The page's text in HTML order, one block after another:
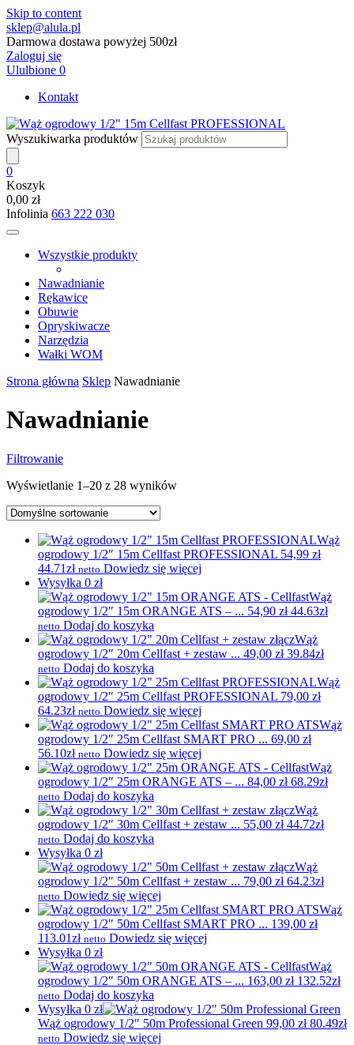
Skip to content
sklep@alula.pl
Darmowa dostawa powyżej 500zł
Zaloguj się
Ululbione 0
Kontakt
Wyszukiwarka produktów
0
Koszyk
0,00 zł
Infolinia 663 222 030
Wszystkie produkty
Nawadnianie
Rękawice
Obuwie
Opryskiwacze
Narzędzia
Wałki WOM
Strona główna Sklep Nawadnianie
Nawadnianie
Filtrowanie
Wyświetlanie 1–20 z 28 wyników
Wąż
ogrodowy 1/2″ 15m Cellfast PROFESSIONAL 54,99 zł
44.71zł netto Dowiedz się więcej
Wysyłka 0 zł
Wąż
ogrodowy 1/2″ 15m ORANGE ATS – ... 54,90 zł 44.63zł
netto Dodaj do koszyka
Wąż
ogrodowy 1/2″ 20m Cellfast + zestaw ... 49,00 zł 39.84zł
netto Dodaj do koszyka
Wąż
ogrodowy 1/2″ 25m Cellfast PROFESSIONAL 79,00 zł
64.23zł netto Dowiedz się więcej
Wąż
ogrodowy 1/2″ 25m Cellfast SMART PRO ... 69,00 zł
56.10zł netto Dowiedz się więcej
Wąż
ogrodowy 1/2″ 25m ORANGE ATS – ... 84,00 zł 68.29zł
netto Dodaj do koszyka
Wąż
ogrodowy 1/2″ 30m Cellfast + zestaw ... 55,00 zł 44.72zł
netto Dodaj do koszyka
Wysyłka 0 zł
Wąż
ogrodowy 1/2″ 50m Cellfast + zestaw ... 79,00 zł 64.23zł
netto Dowiedz się więcej
Wąż
ogrodowy 1/2″ 50m Cellfast SMART PRO ... 139,00 zł
113.01zł netto Dowiedz się więcej
Wysyłka 0 zł
Wąż
ogrodowy 1/2″ 50m ORANGE ATS – ... 163,00 zł 132.52zł
netto Dodaj do koszyka
Wysyłka 0 zł
Wąż ogrodowy 1/2″ 50m Professional Green 99,00 zł 80.49zł
netto Dowiedz się więcej